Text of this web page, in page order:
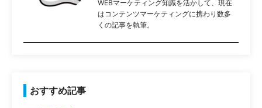
WEBマーケティング知識を活かして、現在
はコンテンツマーケティングに携わり数多
くの記事を執筆。
おすすめ記事